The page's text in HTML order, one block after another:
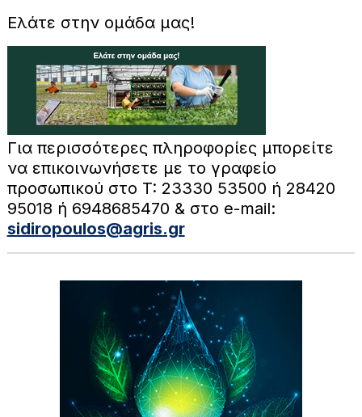
Ελάτε στην ομάδα μας!
Για περισσότερες πληροφορίες μπορείτε
να επικοινωνήσετε με το γραφείο
προσωπικού στο T: 23330 53500 ή 28420
95018 ή 6948685470 & στο e-mail:
sidiropoulos@agris.gr